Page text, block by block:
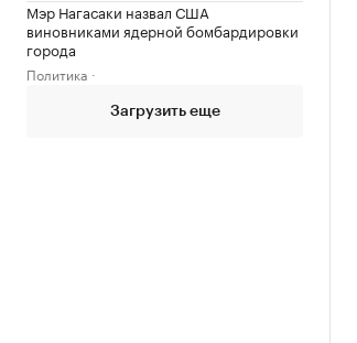
Мэр Нагасаки назвал США
виновниками ядерной бомбардировки
города
Политика
Загрузить еще